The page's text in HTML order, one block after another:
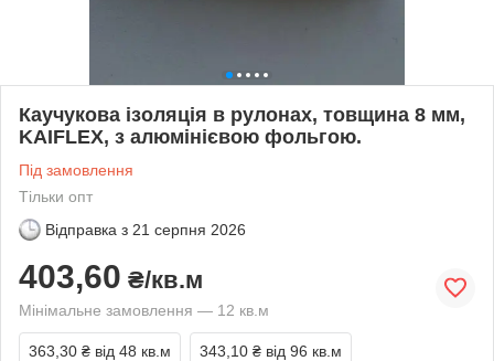
Каучукова ізоляція в рулонах, товщина 8 мм,
KAIFLEX, з алюмінієвою фольгою.
Під замовлення
Тільки опт
Відправка з 21 серпня 2026
403,60 ₴/кв.м
Мінімальне замовлення — 12 кв.м
363,30 ₴ від 48 кв.м 343,10 ₴ від 96 кв.м